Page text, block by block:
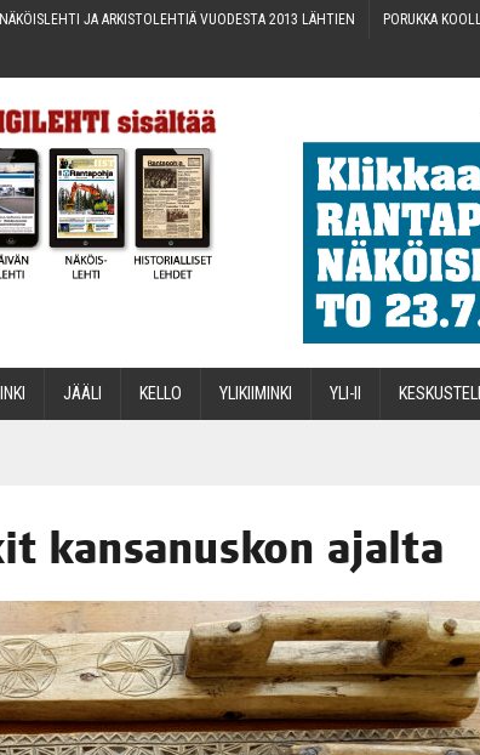
NÄKÖIS­LEH­TI JA ARKIS­TO­LEH­TIÄ VUO­DES­TA 2013 LÄHTIEN PORUK­KA
JÄÄ­LI KEL­LO YLI­KII­MIN­KI YLI-II
kan­sa­nus­kon ajalta